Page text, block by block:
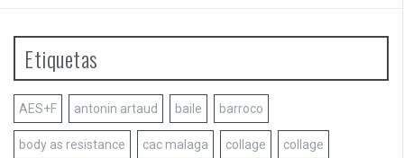
Etiquetas
AES+F antonin artaud baile barroco
body as resistance cac malaga collage collage